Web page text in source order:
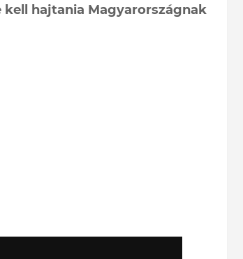
hajtania Magyarországnak